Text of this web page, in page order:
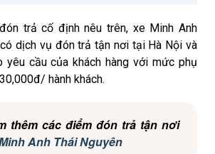
trả cố định nêu trên, xe Minh Anh
dịch vụ đón trả tận nơi tại Hà Nội và
yêu cầu của khách hàng với mức phụ
hành khách.
thêm các điểm đón trả tận nơi
Anh Thái Nguyên